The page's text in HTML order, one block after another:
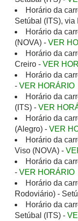
Horário da
Setúbal (ITS), via
Horário da
(NOVA) - VER
Horário da
Creiro - VER
Horário da
- VER HORÁRIO
Horário da
(ITS) - VER
Horário da
(Alegro) - VER
Horário da
Viso (NOVA) -
Horário da
- VER HORÁRIO
Horário da
Rodoviário) -
Horário da
Setúbal (ITS) -